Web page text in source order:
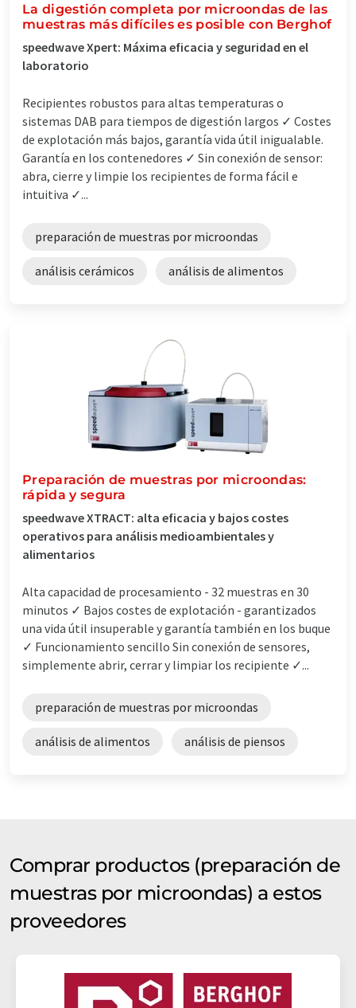
La digestión completa por microondas de las
muestras más difíciles es posible con Berghof
speedwave Xpert: Máxima eficacia y seguridad en el
laboratorio
Recipientes robustos para altas temperaturas o
sistemas DAB para tiempos de digestión largos ✓ Costes
de explotación más bajos, garantía vida útil inigualable.
Garantía en los contenedores ✓ Sin conexión de sensor:
abra, cierre y limpie los recipientes de forma fácil e
intuitiva ✓...
preparación de muestras por microondas
análisis cerámicos análisis de alimentos
Preparación de muestras por microondas:
rápida y segura
speedwave XTRACT: alta eficacia y bajos costes
operativos para análisis medioambientales y
alimentarios
Alta capacidad de procesamiento - 32 muestras en 30
minutos ✓ Bajos costes de explotación - garantizados
una vida útil insuperable y garantía también en los buque
✓ Funcionamiento sencillo Sin conexión de sensores,
simplemente abrir, cerrar y limpiar los recipiente ✓...
preparación de muestras por microondas
análisis de alimentos análisis de piensos
Comprar productos (preparación de
muestras por microondas) a estos
proveedores